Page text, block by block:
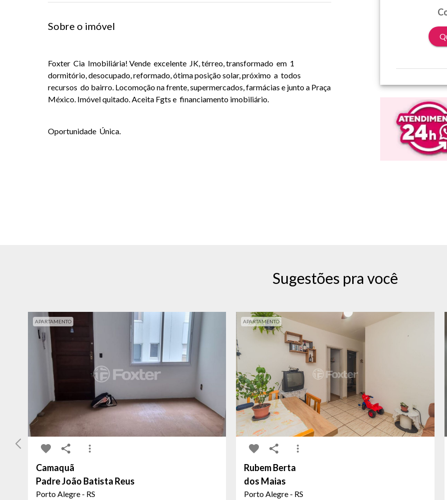
Sobre o imóvel
Foxter Cia Imobiliária! Vende excelente JK, térreo, transformado em 1
dormitório, desocupado, reformado, ótima posição solar, próximo a todos
recursos do bairro. Locomoção na frente, supermercados, farmácias e junto a Praça
México. Imóvel quitado. Aceita Fgts e financiamento imobiliário.
Oportunidade Única.
Sugestões pra você
APARTAMENTO
Camaquã
Padre João Batista Reus
Porto Alegre - RS
APARTAMENTO
Rubem Berta
dos Maias
Porto Alegre - RS